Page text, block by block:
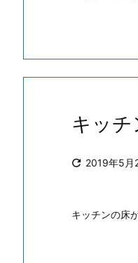
キッ
 2019年5月
キッチンの床